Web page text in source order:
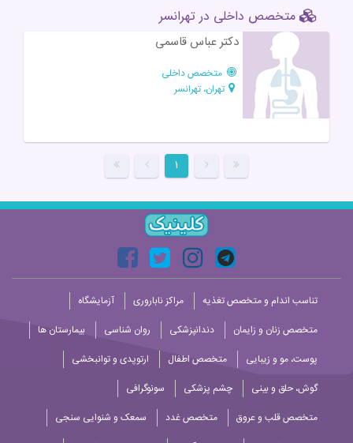
متخصص داخلی در تهرانسر
دکتر عباس قاسمی
متخصص داخلی
تهران، تهرانسر
۱
تناسب اندام و متخصص تغذیه مراکز ناباروری
آزمایشگاه
متخصص زنان و زایمان
دندانپزشکی روان شناسی
بیمارستان ها
پوست، مو و زیبایی
متخصص اطفال
ارتوپدی و توانبخشی
گوش، حلق و بینی
چشم پزشکی
سونوگرافی
متخصص قلب و عروق
متخصص غدد
سمعک و شنوایی سنجی